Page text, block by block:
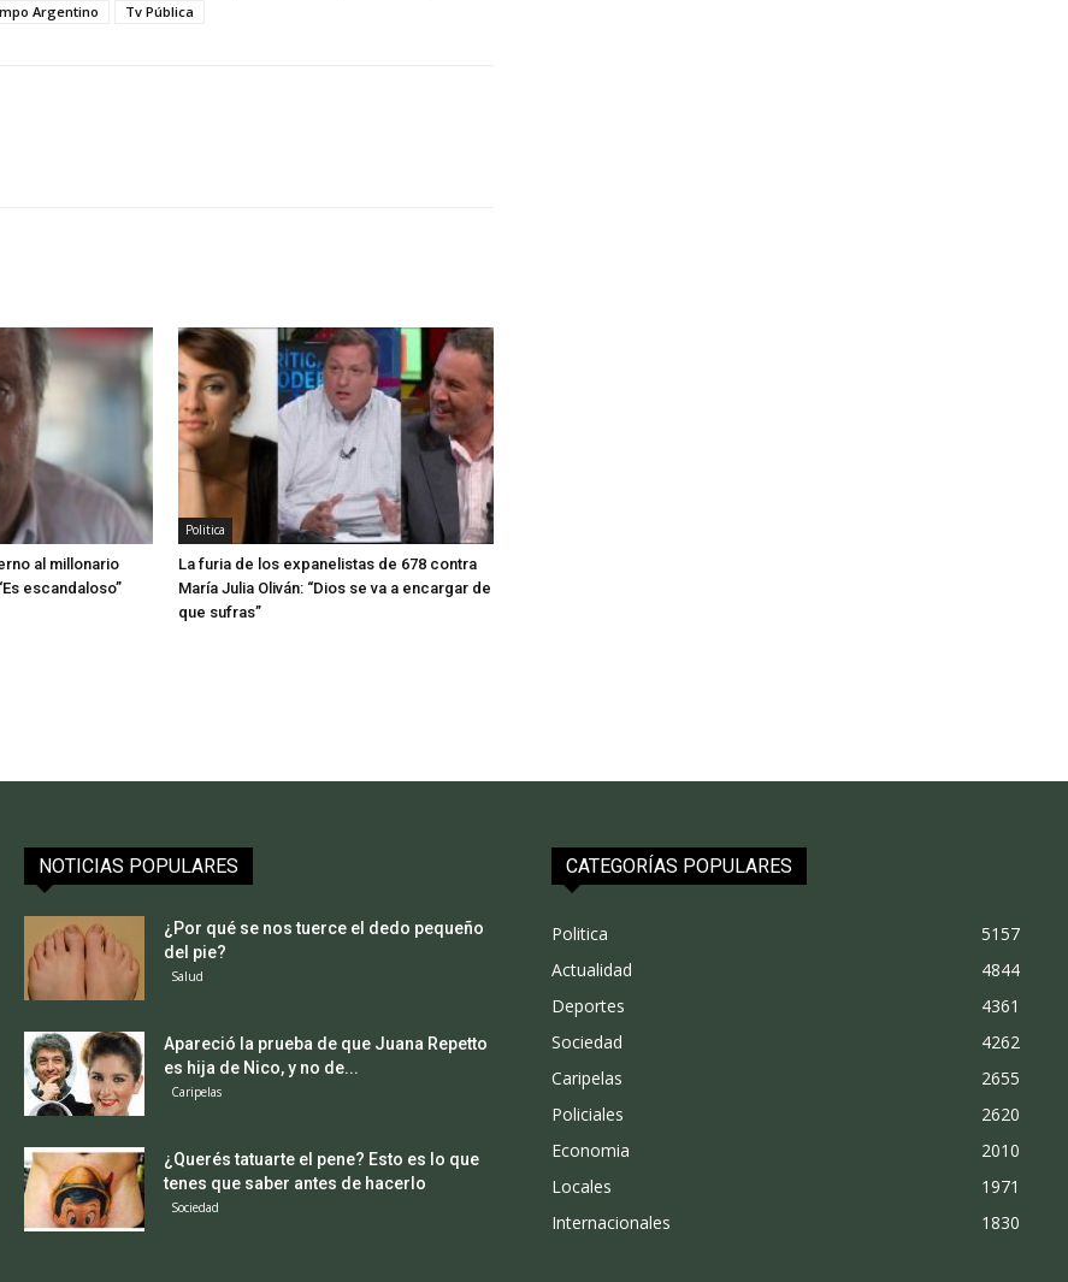
Argentino Tv Pública
al millonario
escandaloso”
Politica
La furia de los expanelistas de 678 contra
María Julia Oliván: “Dios se va a encargar de
que sufras”
NOTICIAS POPULARES
¿Por qué se nos tuerce el dedo pequeño
del pie?
Salud
Apareció la prueba de que Juana Repetto
es hija de Nico, y no de...
Caripelas
¿Querés tatuarte el pene? Esto es lo que
tenes que saber antes de hacerlo
Sociedad
CATEGORÍAS POPULARES
Politica
5157
Actualidad
4844
Deportes
4361
Sociedad
4262
Caripelas
2655
Policiales
2620
Economia
2010
Locales
1971
Internacionales
1830